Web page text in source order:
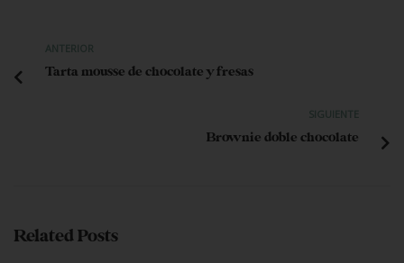
ANTERIOR
Tarta mousse de chocolate y fresas
SIGUIENTE
Brownie doble chocolate
Related Posts